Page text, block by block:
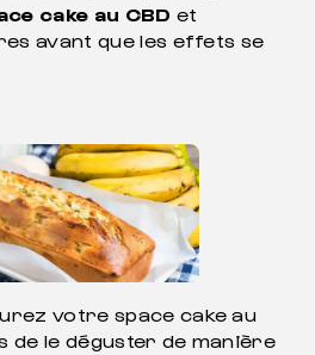
cake au CBD et
avant que les effets se
votre space cake au
de le déguster de manière